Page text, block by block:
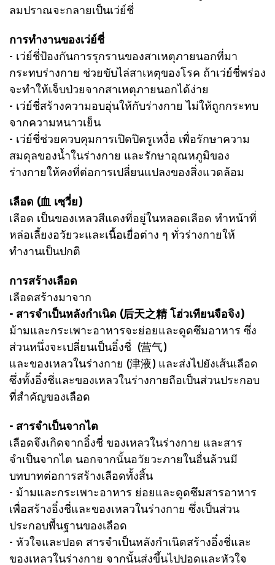
ลมปราณจะกลายเป็นเว่ย์ชี่
การทำงานของเว่ย์ชี่
- เว่ย์ชี่ป้องกันการรุกรานของสาเหตุภายนอกที่มา
กระทบร่างกาย ช่วยขับไล่สาเหตุของโรค ถ้าเว่ย์ชี่พร่อง
จะทำให้เจ็บป่วยจากสาเหตุภายนอกได้ง่าย
- เว่ย์ชี่สร้างความอบอุ่นให้กับร่างกาย ไม่ให้ถูกกระทบ
จากความหนาวเย็น
- เว่ย์ชี่ช่วยควบคุมการเปิดปิดรูเหงื่อ เพื่อรักษาความ
สมดุลของน้ำในร่างกาย และรักษาอุณหภูมิของ
ร่างกายให้คงที่ต่อการเปลี่ยนแปลงของสิ่งแวดล้อม
เลือด (血 เซฺวี่ย)
เลือด เป็นของเหลวสีแดงที่อยู่ในหลอดเลือด ทำหน้าที่
หล่อเลี้ยงอวัยวะและเนื้อเยื่อต่าง ๆ ทั่วร่างกายให้
ทำงานเป็นปกติ
การสร้างเลือด
เลือดสร้างมาจาก
- สารจำเป็นหลังกำเนิด (后天之精 โฮ่วเทียนจือจิง)
ม้ามและกระเพาะอาหารจะย่อยและดูดซึมอาหาร ซึ่ง
ส่วนหนึ่งจะเปลี่ยนเป็นอิ๋งชี่ (营气)
และของเหลวในร่างกาย (津液) และส่งไปยังเส้นเลือด
ซึ่งทั้งอิ๋งชี่และของเหลวในร่างกายถือเป็นส่วนประกอบ
ที่สำคัญของเลือด
- สารจำเป็นจากไต
เลือดจึงเกิดจากอิ๋งชี่ ของเหลวในร่างกาย และสาร
จำเป็นจากไต นอกจากนั้นอวัยวะภายในอื่นล้วนมี
บทบาทต่อการสร้างเลือดทั้งสิ้น
- ม้ามและกระเพาะอาหาร ย่อยและดูดซึมสารอาหาร
เพื่อสร้างอิ๋งชี่และของเหลวในร่างกาย ซึ่งเป็นส่วน
ประกอบพื้นฐานของเลือด
- หัวใจและปอด สารจำเป็นหลังกำเนิดสร้างอิ๋งชี่และ
ของเหลวในร่างกาย จากนั้นส่งขึ้นไปปอดและหัวใจ